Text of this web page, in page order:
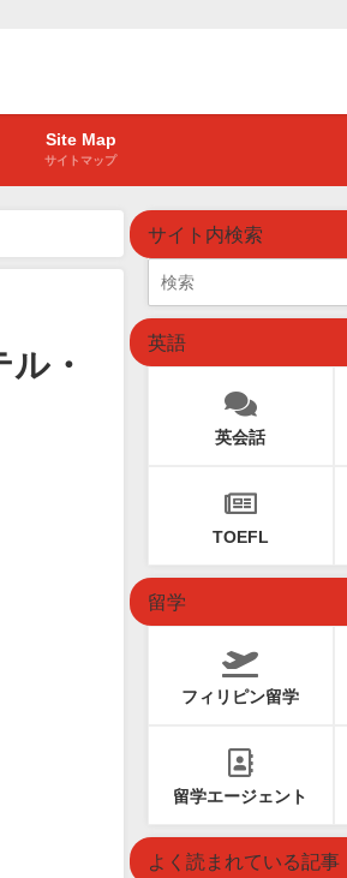
Site Map
サイトマップ
・
サイト内検索
英語
英会話
TOEFL
留学
フィリピン留学
留学エージェント
よく読まれている記事